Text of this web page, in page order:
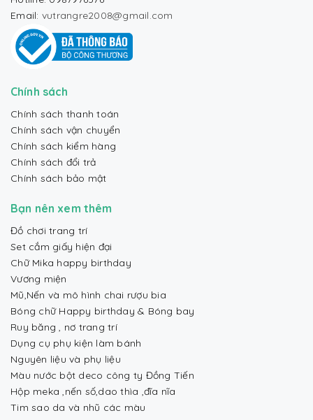
Email: vutrangre2008@gmail.com
Chính sách
Chính sách thanh toán
Chính sách vận chuyển
Chính sách kiểm hàng
Chính sách đổi trả
Chính sách bảo mật
Bạn nên xem thêm
Đồ chơi trang trí
Set cắm giấy hiện đại
Chữ Mika happy birthday
Vương miện
Mũ,Nến và mô hình chai rượu bia
Bóng chữ Happy birthday & Bóng bay
Ruy băng , nơ trang trí
Dụng cụ phụ kiện làm bánh
Nguyên liệu và phụ liệu
Màu nước bột deco công ty Đồng Tiến
Hộp meka ,nến số,dao thìa ,đĩa nĩa
Tim sao da và nhũ các màu